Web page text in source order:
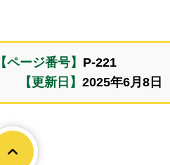
【ページ番号】 P-221
【更新日】 2025年6月8日